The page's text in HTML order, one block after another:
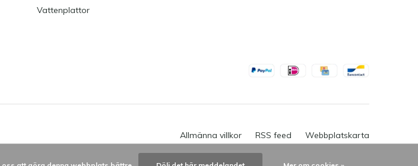
Vattenplattor
Allmänna villkor RSS feed Webbplatskarta